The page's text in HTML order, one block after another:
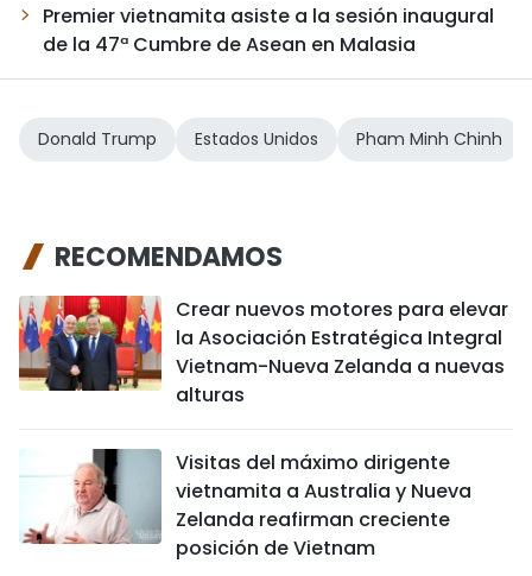
Premier vietnamita asiste a la sesión inaugural
de la 47ª Cumbre de Asean en Malasia
Donald Trump Estados Unidos Pham Minh Chinh
RECOMENDAMOS
Crear nuevos motores para elevar
la Asociación Estratégica Integral
Vietnam-Nueva Zelanda a nuevas
alturas
Visitas del máximo dirigente
vietnamita a Australia y Nueva
Zelanda reafirman creciente
posición de Vietnam